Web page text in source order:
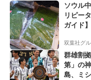
ソウル
リピー
ガイド】
双葉社グ
群雄割
第」の
島、ミ